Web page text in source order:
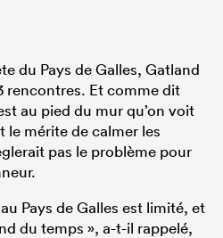
du Pays de Galles, Gatland
rencontres. Et comme dit
au pied du mur qu’on voit
le mérite de calmer les
pas le problème pour
Pays de Galles est limité, et
du temps », a-t-il rappelé,